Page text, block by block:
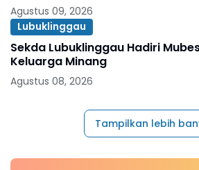
Agustus 09, 2026
Lubuklinggau
Sekda Lubuklinggau Hadiri
Keluarga Minang
Agustus 08, 2026
Tampilkan lebih